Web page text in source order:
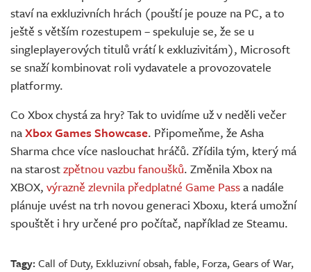
staví na exkluzivních hrách (pouští je pouze na PC, a to
ještě s větším rozestupem – spekuluje se, že se u
singleplayerových titulů vrátí k exkluzivitám), Microsoft
se snaží kombinovat roli vydavatele a provozovatele
platformy.
Co Xbox chystá za hry? Tak to uvidíme už v neděli večer
naXbox Games Showcase. Připomeňme, že Asha
Sharma chce více naslouchat hráčů. Zřídila tým, který má
na starostzpětnou vazbu fanoušků. Změnila Xbox na
XBOX, výrazně zlevnila předplatné Game Passa nadále
plánuje uvést na trh novou generaci Xboxu, která umožní
spouštět i hry určené pro počítač, například ze Steamu.
Tagy:Call of Duty, Exkluzivní obsah,fable, Forza,Gears of War,